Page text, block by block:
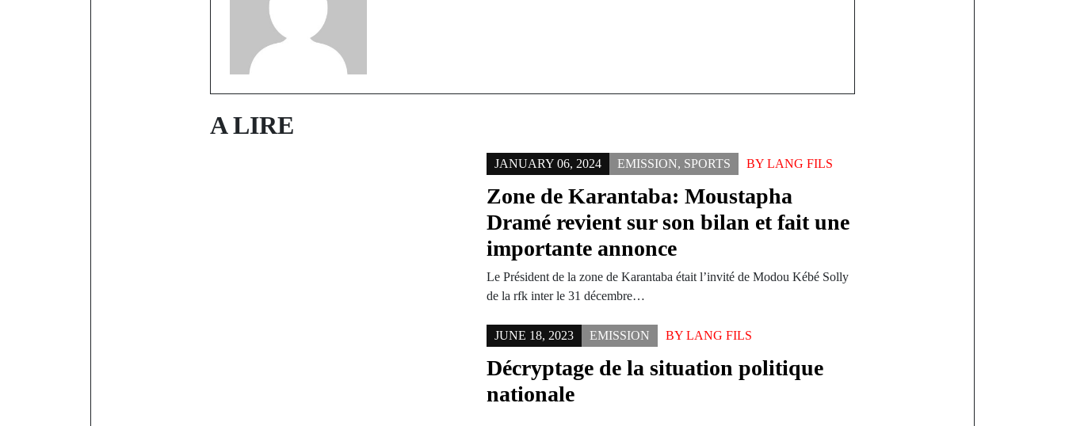
A LIRE
JANUARY 06, 2024 EMISSION, SPORTS BYLANG FILS
Zone de Karantaba: Moustapha
Dramé revient sur son bilan et fait une
importante annonce
Le Président de la zone de Karantaba était l’invité de Modou Kébé Solly
de la rfk inter le 31 décembre…
JUNE 18, 2023 EMISSION BYLANG FILS
Décryptage de la situation politique
nationale